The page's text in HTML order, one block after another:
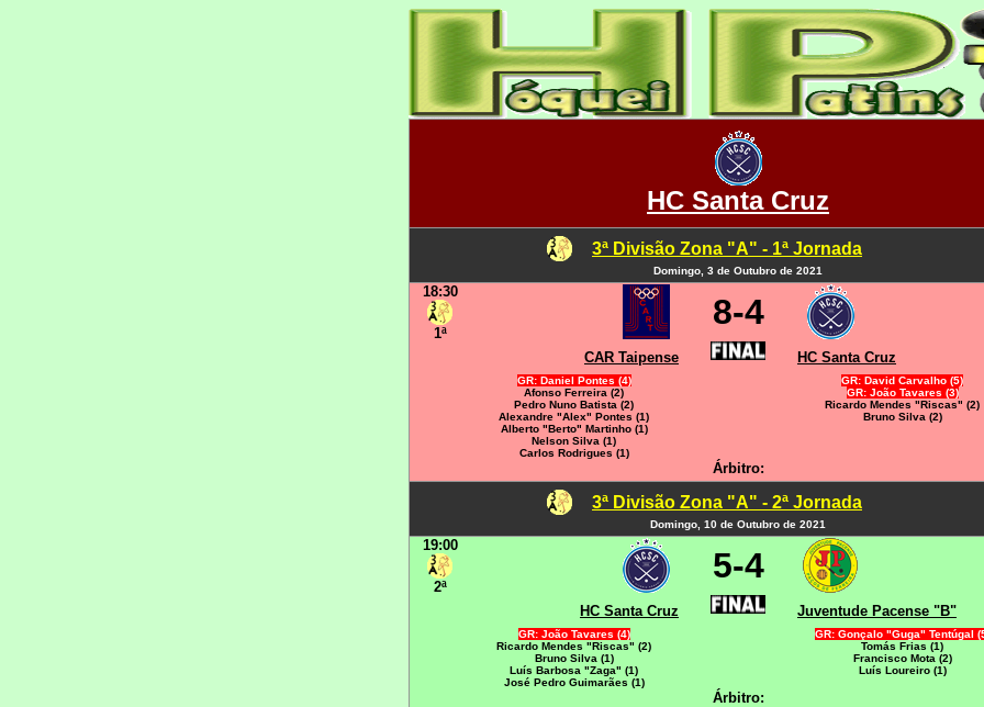
HC Santa Cruz
3ª Divisão Zona "A" - 1ª Jornada
Domingo, 3 de Outubro de 2021
18:30
1ª
8-4
CAR Taipense HC Santa Cruz
GR: Daniel Pontes (4)
Afonso Ferreira (2)
Pedro Nuno Batista (2)
Alexandre "Alex" Pontes (1)
Alberto "Berto" Martinho (1)
Nelson Silva (1)
Carlos Rodrigues (1)
GR: David Carvalho (5)
GR: João Tavares (3)
Ricardo Mendes "Riscas" (2)
Bruno Silva (2)
Árbitro:
3ª Divisão Zona "A" - 2ª Jornada
Domingo, 10 de Outubro de 2021
19:00
2ª
5-4
HC Santa Cruz Juventude Pacense "B"
GR: João Tavares (4)
Ricardo Mendes "Riscas" (2)
Bruno Silva (1)
Luís Barbosa "Zaga" (1)
José Pedro Guimarães (1)
GR: Gonçalo "Guga" Tentúgal
Tomás Frias (1)
Francisco Mota (2)
Luís Loureiro (1)
Árbitro: